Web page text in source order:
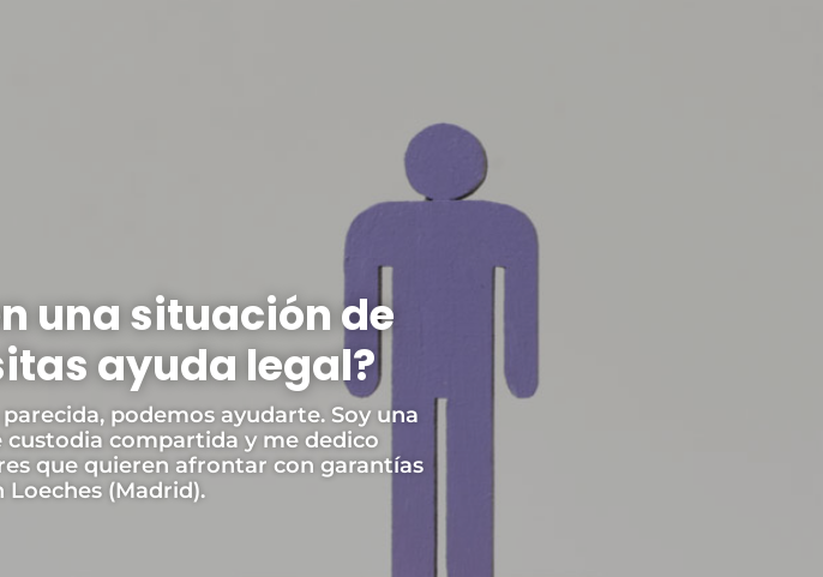
una situación de
ayuda legal?
podemos ayudarte. Soy una
custodia compartida y me dedico
que quieren afrontar con garantías
Loeches (Madrid).